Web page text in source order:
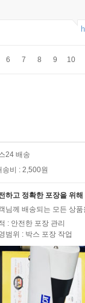
6 7 8 9 10
24 배송
송비 : 2,500원
하고 정확한 포장을 위
님께 배송되는 모든 상
: 안전한 포장 관리
범위 : 박스 포장 작업